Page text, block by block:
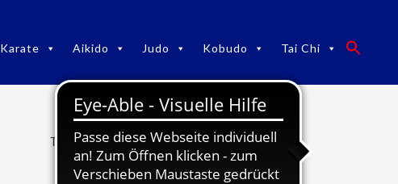
Karate Aikido Judo Kobudo Tai Chi
Traditionelles Karatedo in Aalen